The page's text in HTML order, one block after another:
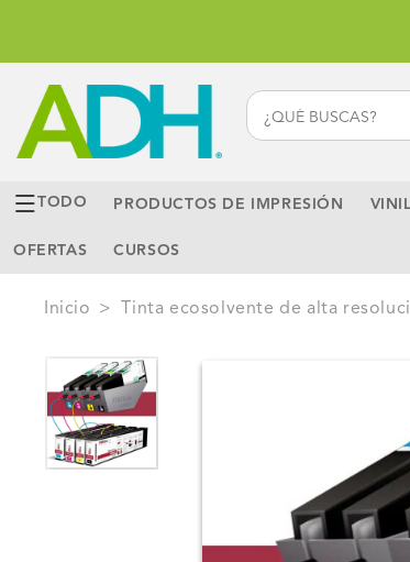
TODO PRODUCTOS DE IMPRESIÓN
OFERTAS
CURSOS
Inicio > tinta ecosolvente de alta